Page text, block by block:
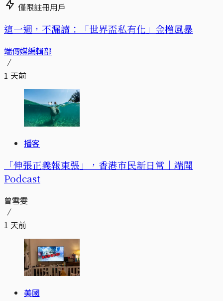
僅限註冊用戶
這一週，不漏讀：「世界盃私有化」金權風暴
端傳媒編輯部
1 天前
播客
「伸張正義報東張」，香港市民新日常｜端聞
Podcast
曾雪雯
1 天前
美國